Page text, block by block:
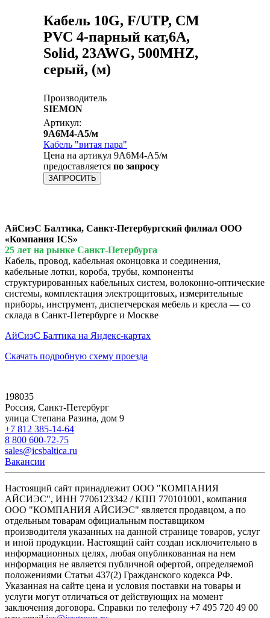
Кабель 10G, F/UTP, CM
PVC 4-парный кат,6A,
Solid, 23AWG, 500MHZ,
серый, (м)
Производитель
SIEMON
Артикул:
9A6M4-A5/м
Кабель "витая пара"
Цена на артикул 9A6M4-A5/м
предоставляется по запросу
ЗАПРОСИТЬ
АйСиэС Балтика, Санкт-Петербургский филиал ООО
«Компания ICS»
25 лет на рынке Санкт-Петербурга
Кабель, провод, кабельная оконцовка и соединения,
кабельные лотки, короба, трубы, компоненты
структурированных кабельных систем, волоконно-оптические
системы, комплектация электрощитовых, измерительные
приборы, инструмент, диспетчерская мебель и кресла — со
склада в Санкт-Петербурге и Москве
АйСиэС Балтика на Яндекс-картах
Скачать подробную схему проезда
198035
Россия, Санкт-Петербург
улица Степана Разина, дом 9
+7 812 385-14-64
8 800 600-72-75
sales@icsbaltica.ru
Вакансии
Настоящий сайт принадлежит ООО "КОМПАНИЯ
АЙСИЭС", ИНН 7706123342 / КПП 770101001, компания
ООО "КОМПАНИЯ АЙСИЭС" является продавцом, а по
отдельным товарам официальным поставщиком
производителя указанных на данной странице товаров, услуг
и иной продукции. Настоящий сайт создан исключительно в
информационных целях, любая опубликованная на нем
информация не является публичной офертой, определяемой
положениями Статьи 437(2) Гражданского кодекса РФ.
Указанная на сайте цена и условия поставки на товары и
услуги могут отличаться от действующих на момент
заключения договора. Справки по телефону +7 495 720 49 00